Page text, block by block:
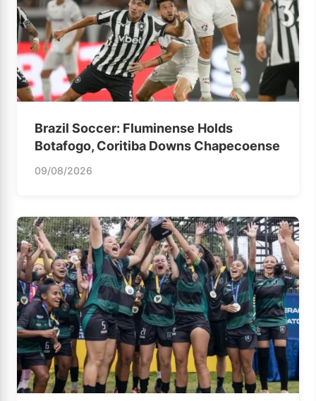
Brazil Soccer: Fluminense Holds
Botafogo, Coritiba Downs Chapecoense
09/08/2026